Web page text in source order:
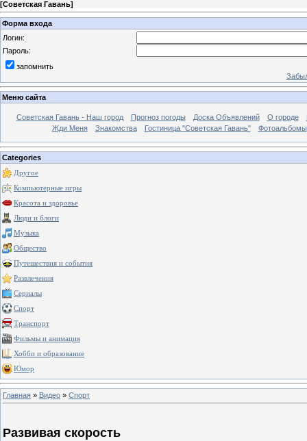
[Советская Гавань]
Форма входа
Логин:
Пароль:
запомнить
Меню сайта
Советская Гавань - Наш город Прогноз погоды Доска Объявлений О городе
Жди Меня
Знакомства Гостиница "Советская Гавань" Фотоальбомы
Categories
Другое
Компьютерные игры
Красота и здоровье
Люди и блоги
Музыка
Общество
Путешествия и события
Развлечения
Сериалы
Спорт
Транспорт
Фильмы и анимация
Хобби и образование
Юмор
Главная » Видео » Спорт
Развивая скорость